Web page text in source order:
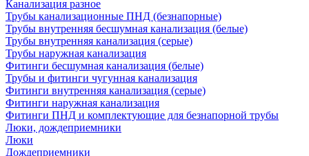
Канализация разное
Трубы канализационные ПНД (безнапорные)
Трубы внутренняя бесшумная канализация (белые)
Трубы внутренняя канализация (серые)
Трубы наружная канализация
Фитинги бесшумная канализация (белые)
Трубы и фитинги чугунная канализация
Фитинги внутренняя канализация (серые)
Фитинги наружная канализация
Фитинги ПНД и комплектующие для безнапорной трубы
Люки, дождеприемники
Люки
Дождеприемники